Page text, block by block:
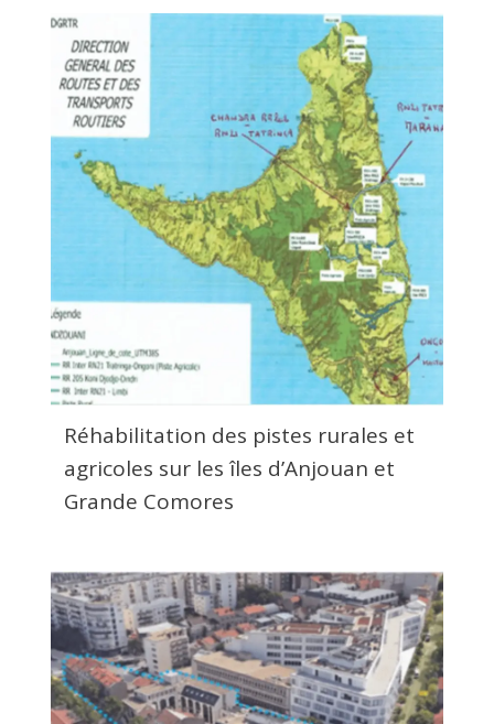
Réhabilitation des pistes rurales et
agricoles sur les îles d’Anjouan et
Grande Comores